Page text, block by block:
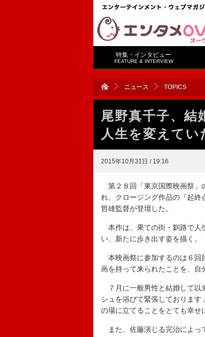
特集・インタビュー
FEATURE & INTERVIEW
ニュース TOPICS
尾野真千子、
人生を変えてい
2015年10月31日 / 19:16
第２８回「東京国際映画祭」
れ、クロージング作品の『起
哲雄監督が登壇した。
本作は、果ての街・釧路で人
い、新たに歩き出す姿を描く。
本映画祭に参加するのは６回
画を持って来られたことを、自
７月に一般男性と結婚して以
シュを浴びて緊張しております
の場に立てることをとても幸せ
また、佐藤演じる完治によっ